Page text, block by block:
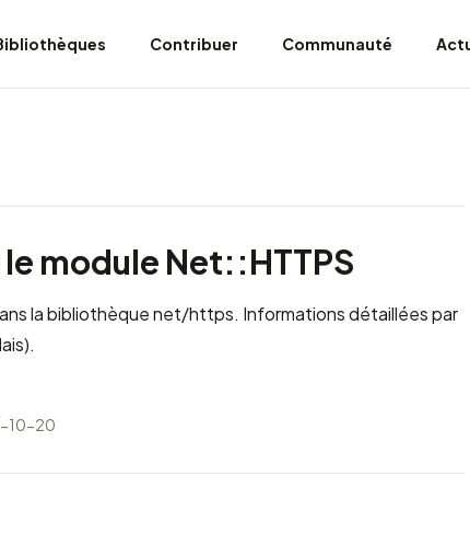
Contribuer Communauté
module Net::HTTPS
la bibliothèque net/https. Informations détaillées par
10-20